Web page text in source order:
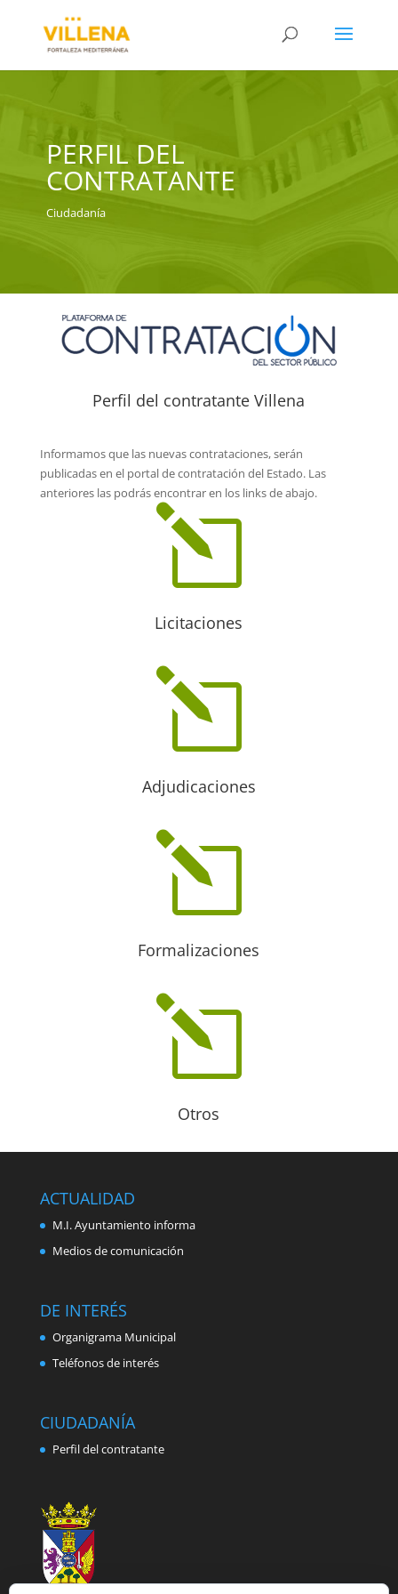
PERFIL DEL
CONTRATANTE
Ciudadanía
Perfil del contratante Villena
Informamos que las nuevas contrataciones, serán
publicadas en el portal de contratación del Estado. Las
anteriores las podrás encontrar en los links de abajo.
l
Licitaciones
l
Adjudicaciones
l
Formalizaciones
l
Otros
ACTUALIDAD
M.I. Ayuntamiento informa
Medios de comunicación
DE INTERÉS
Organigrama Municipal
Teléfonos de interés
CIUDADANÍA
Perfil del contratante